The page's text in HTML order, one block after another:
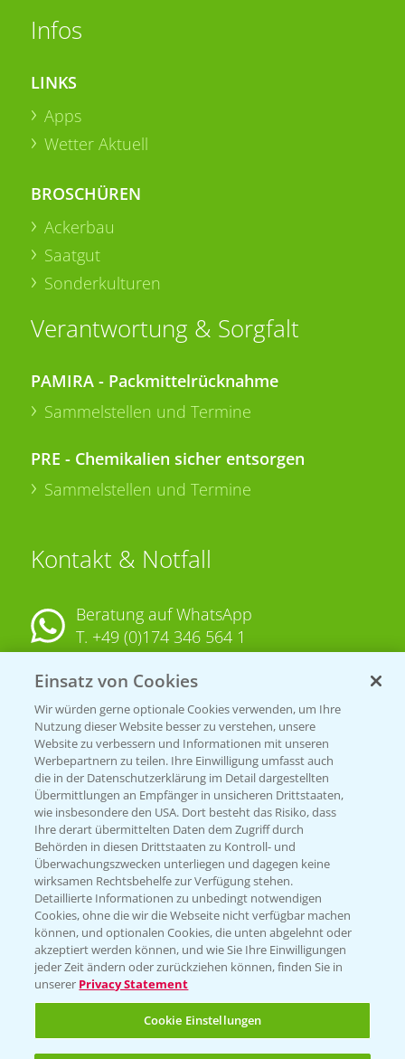
Infos
LINKS
Apps
Wetter Aktuell
BROSCHÜREN
Ackerbau
Saatgut
Sonderkulturen
Verantwortung & Sorgfalt
PAMIRA - Packmittelrücknahme
Sammelstellen und Termine
PRE - Chemikalien sicher entsorgen
Sammelstellen und Termine
Kontakt & Notfall
Beratung auf WhatsApp
T. +49 (0)174 346 564 1
KONTAKT
Hilfe in Notfällen
T.+49 (0)214/30-20220
Folgen Sie uns
Einsatz von Cookies
Wir würden gerne optionale Cookies verwenden, um Ihre
Nutzung dieser Website besser zu verstehen, unsere
Website zu verbessern und Informationen mit unseren
Werbepartnern zu teilen. Ihre Einwilligung umfasst auch
die in der Datenschutzerklärung im Detail dargestellten
Übermittlungen an Empfänger in unsicheren Drittstaaten,
wie insbesondere den USA. Dort besteht das Risiko, dass
Ihre derart übermittelten Daten dem Zugriff durch
Behörden in diesen Drittstaaten zu Kontroll- und
Überwachungszwecken unterliegen und dagegen keine
wirksamen Rechtsbehelfe zur Verfügung stehen.
Detaillierte Informationen zu unbedingt notwendigen
Cookies, ohne die wir die Webseite nicht verfügbar machen
können, und optionalen Cookies, die unten abgelehnt oder
akzeptiert werden können, und wie Sie Ihre Einwilligungen
jeder Zeit ändern oder zurückziehen können, finden Sie in
unserer Privacy Statement
Cookie Einstellungen